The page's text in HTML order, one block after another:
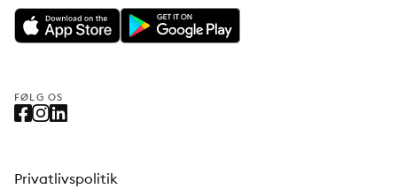
FØLG OS
Privatlivspolitik